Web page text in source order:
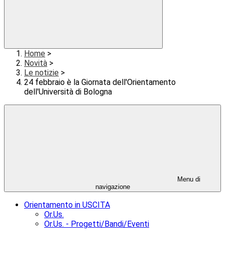
Home >
Novità >
Le notizie >
24 febbraio è la Giornata dell'Orientamento
dell'Università di Bologna
Menu di
navigazione
Orientamento in USCITA
Or.Us.
Or.Us. - Progetti/Bandi/Eventi